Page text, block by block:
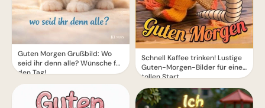
Guten Morgen Grußbild: Wo
seid ihr denn alle? Wünsche für
den Tag!
Schnell Kaffee trinken! Lustige
Guten-Morgen-Bilder für einen
tollen Start